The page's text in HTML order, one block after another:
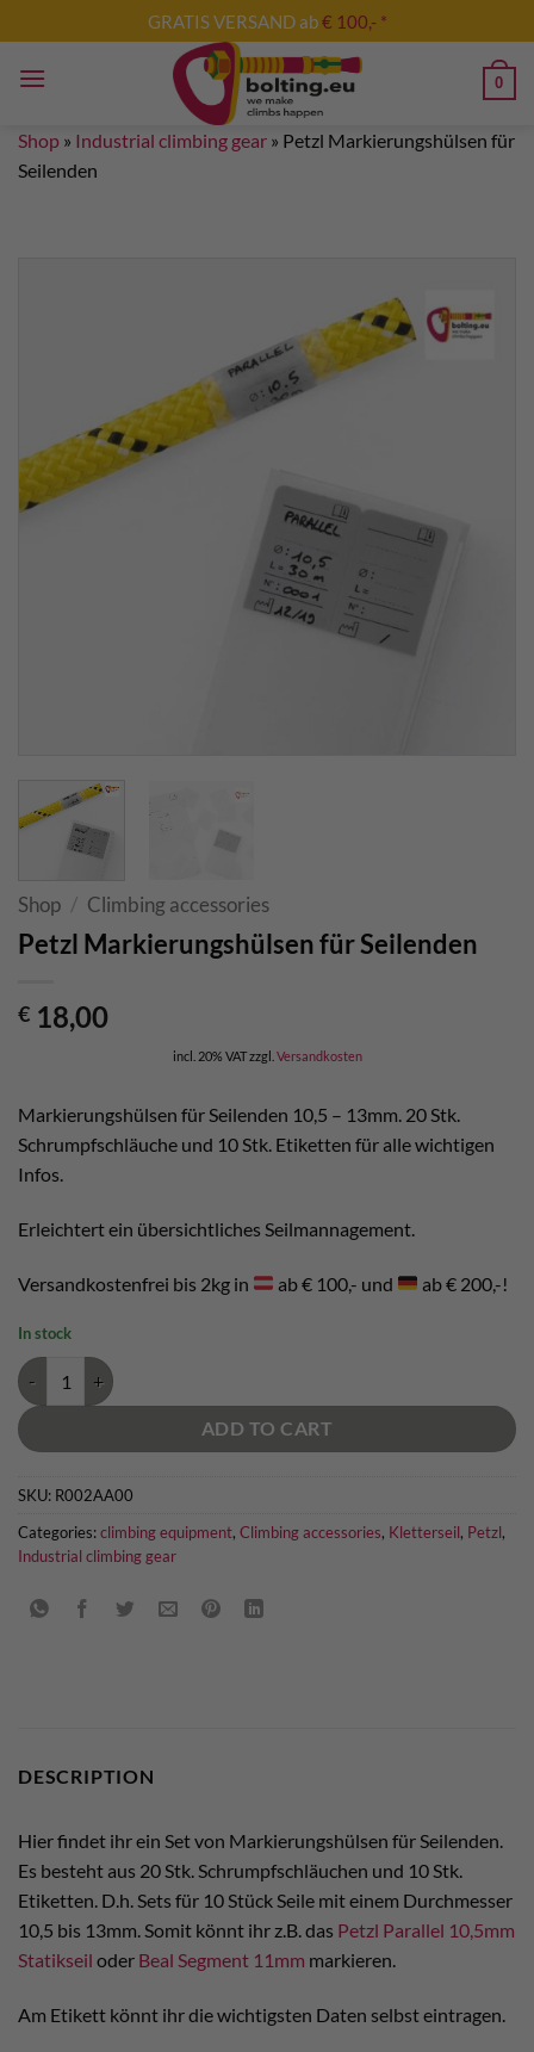
to
content
GRATIS VERSAND ab€ 100,- *
0
Shop » Industrial climbing gear » Petzl Markierungshülsen für
Seilenden
Shop / Climbing accessories
Petzl Markierungshülsen für Seilenden
€ 18,00
incl. 20% VATzzgl. Versandkosten
Markierungshülsen für Seilenden 10,5 – 13mm. 20 Stk.
Schrumpfschläuche und 10 Stk. Etiketten für alle wichtigen
Infos.
Erleichtert ein übersichtliches Seilmannagement.
Versandkostenfrei bis 2kg in ab € 100,- und ab € 200,-!
In stock
Petzl Markierungshülsen für Seilenden quantity
ADD TO CART
SKU: R002AA00
Categories:climbing equipment, Climbing accessories, Kletterseil, Petzl,
Industrial climbing gear
DESCRIPTION
Hier findet ihr ein Set von Markierungshülsen für Seilenden.
Es besteht aus 20 Stk. Schrumpfschläuchen und 10 Stk.
Etiketten. D.h. Sets für 10 Stück Seile mit einem Durchmesser
10,5 bis 13mm. Somit könnt ihr z.B. das Petzl Parallel 10,5mm
Statikseil oder Beal Segment 11mm markieren.
Am Etikett könnt ihr die wichtigsten Daten selbst eintragen.